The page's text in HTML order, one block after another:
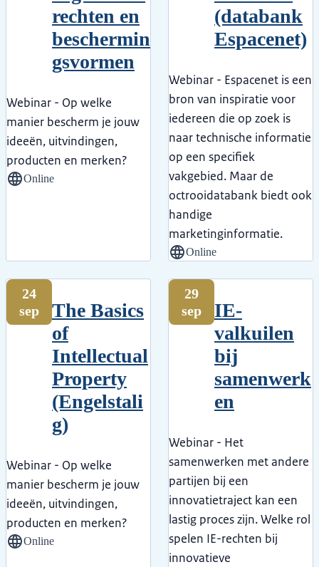
rechten en
beschermin
gsvormen
Webinar - Op welke
manier bescherm je jouw
ideeën, uitvindingen,
producten en merken?
Online
(databank
Espacenet)
Webinar - Espacenet is een
bron van inspiratie voor
iedereen die op zoek is
naar technische informatie
op een specifiek
vakgebied. Maar de
octrooidatabank biedt ook
handige
marketinginformatie.
Online
24
sep
The Basics
of
Intellectual
Property
(Engelstali
g)
Webinar - Op welke
manier bescherm je jouw
ideeën, uitvindingen,
producten en merken?
Online
29
sep
IE-
valkuilen
bij
samenwerk
en
Webinar - Het
samenwerken met andere
partijen bij een
innovatietraject kan een
lastig proces zijn. Welke rol
spelen IE-rechten bij
innovatieve